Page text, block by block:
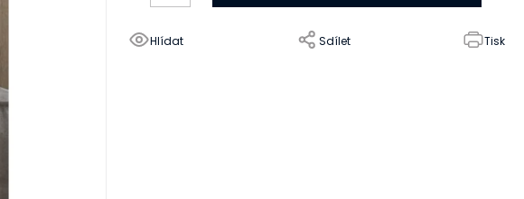
Tisk
Hlídat Sdílet